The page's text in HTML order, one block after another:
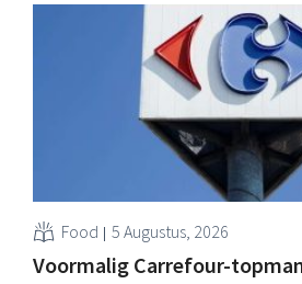
multinational verhoogt de
vooruitzichten.
Food 5 Augustus, 2026
Voormalig Carrefour-